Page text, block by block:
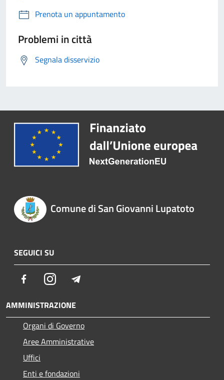
Prenota un appuntamento
Problemi in città
Segnala disservizio
Comune di San Giovanni Lupatoto
SEGUICI SU
FacebookInstagram
AMMINISTRAZIONE
Organi di Governo
Aree Amministrative
Uffici
Enti e fondazioni